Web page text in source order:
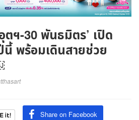
ฯ-30 พันธมิตร’ เปิด
พร้อมเดินสายช่วย
Share on Facebook